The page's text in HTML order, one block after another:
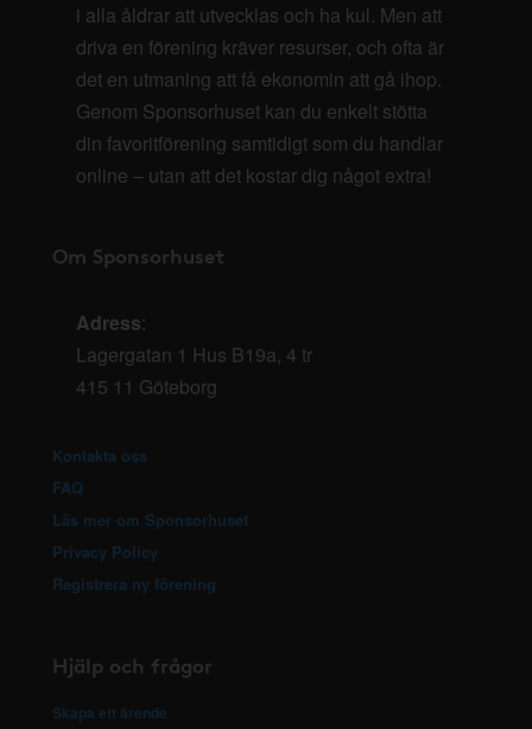
i alla åldrar att utvecklas och ha kul. Men att
driva en förening kräver resurser, och ofta är
det en utmaning att få ekonomin att gå ihop.
Genom Sponsorhuset kan du enkelt stötta
din favoritförening samtidigt som du handlar
online – utan att det kostar dig något extra!
Om Sponsorhuset
Adress:
Lagergatan 1 Hus B19a, 4 tr
415 11 Göteborg
Kontakta oss
FAQ
Läs mer om Sponsorhuset
Privacy Policy
Registrera ny förening
Hjälp och frågor
Skapa ett ärende